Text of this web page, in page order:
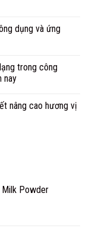
dụng và ứng
trong công
nay
nâng cao hương vị
Milk Powder